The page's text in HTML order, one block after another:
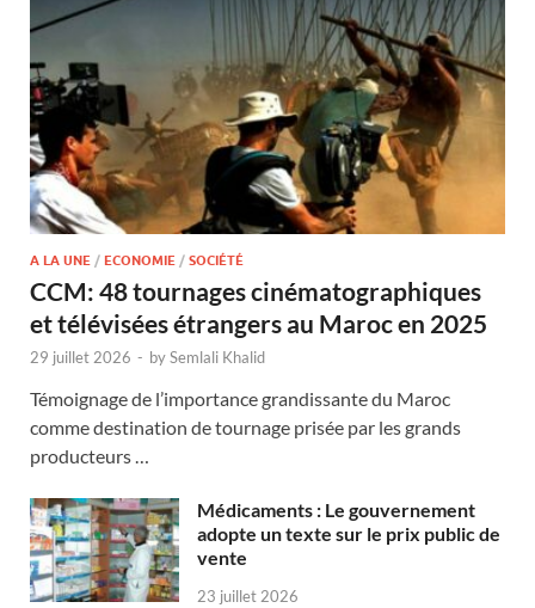
A LA UNE / ECONOMIE / SOCIÉTÉ
CCM: 48 tournages cinématographiques
et télévisées étrangers au Maroc en 2025
29 juillet 2026 - bySemlali Khalid
Témoignage de l’importance grandissante du Maroc
comme destination de tournage prisée par les grands
producteurs …
Médicaments : Le gouvernement
adopte un texte sur le prix public de
vente
23 juillet 2026